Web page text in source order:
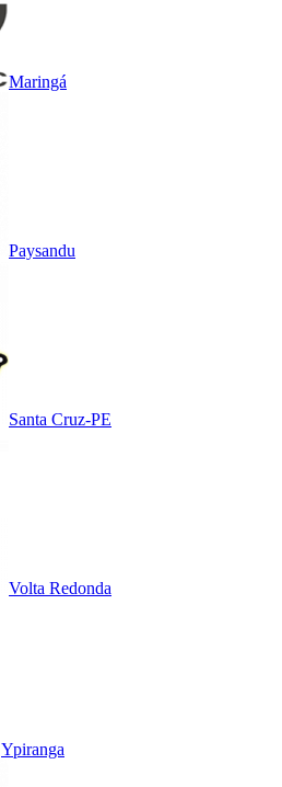
Maringá
Paysandu
Santa Cruz-PE
Volta Redonda
Ypiranga